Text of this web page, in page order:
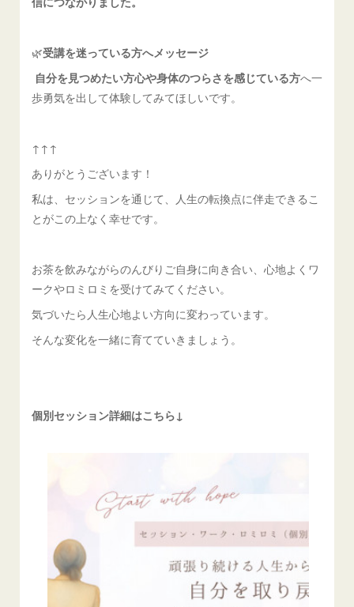
🌿受講を迷っている方へメッセージ
自分を見つめたい方心や身体のつらさを感じている方へ一
歩勇気を出して体験してみてほしいです。
↑↑↑
ありがとうございます！
私は、セッションを通じて、人生の転換点に伴走できるこ
とがこの上なく幸せです。
お茶を飲みながらのんびりご自身に向き合い、心地よくワ
ークやロミロミを受けてみてください。
気づいたら人生心地よい方向に変わっています。
そんな変化を一緒に育てていきましょう。
個別セッション詳細はこちら↓